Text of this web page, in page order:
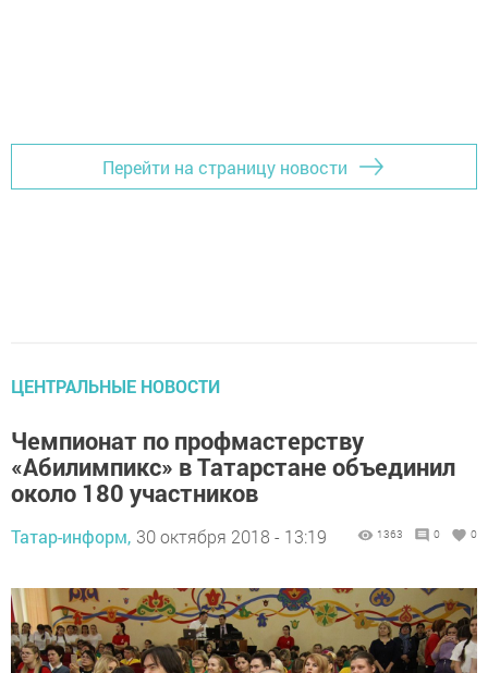
Перейти на страницу новости
ЦЕНТРАЛЬНЫЕ НОВОСТИ
Чемпионат по профмастерству
«Абилимпикс» в Татарстане объединил
около 180 участников
Татар-информ, 30 октября 2018 - 13:19 1363 0 0